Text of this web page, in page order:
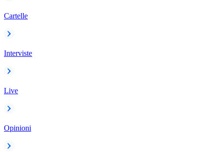
Cartelle
Interviste
Live
Opinioni